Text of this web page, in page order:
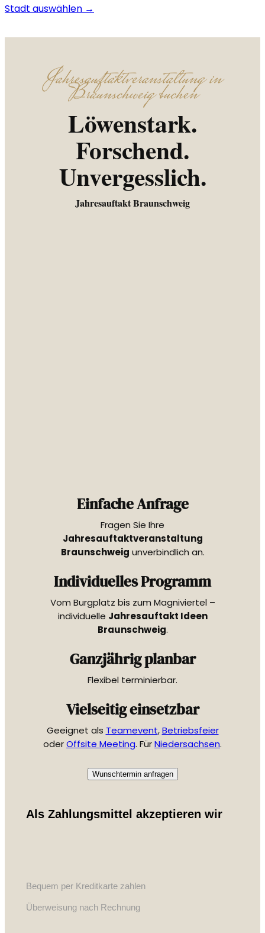
Stadt auswählen →
Jahresauftaktveranstaltung in
Braunschweig buchen
Löwenstark.
Forschend.
Unvergesslich.
Jahresauftakt Braunschweig
Einfache Anfrage
Fragen Sie Ihre
Jahresauftaktveranstaltung
Braunschweig unverbindlich an.
Individuelles Programm
Vom Burgplatz bis zum Magniviertel –
individuelle Jahresauftakt Ideen
Braunschweig.
Ganzjährig planbar
Flexibel terminierbar.
Vielseitig einsetzbar
Geeignet als Teamevent,Betriebsfeier
oderOffsite Meeting. FürNiedersachsen.
Wunschtermin anfragen
Als Zahlungsmittel akzeptieren wir
Bequem per Kreditkarte zahlen
Überweisung nach Rechnung